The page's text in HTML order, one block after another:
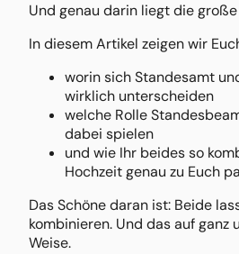
Und genau darin liegt die
In diesem Artikel zeigen wir
worin sich Standesamt
wirklich unterscheiden
welche Rolle
dabei spielen
und wie Ihr beides so
Hochzeit genau zu Euch
Das Schöne daran ist: Beide
kombinieren. Und das auf ganz
Weise.